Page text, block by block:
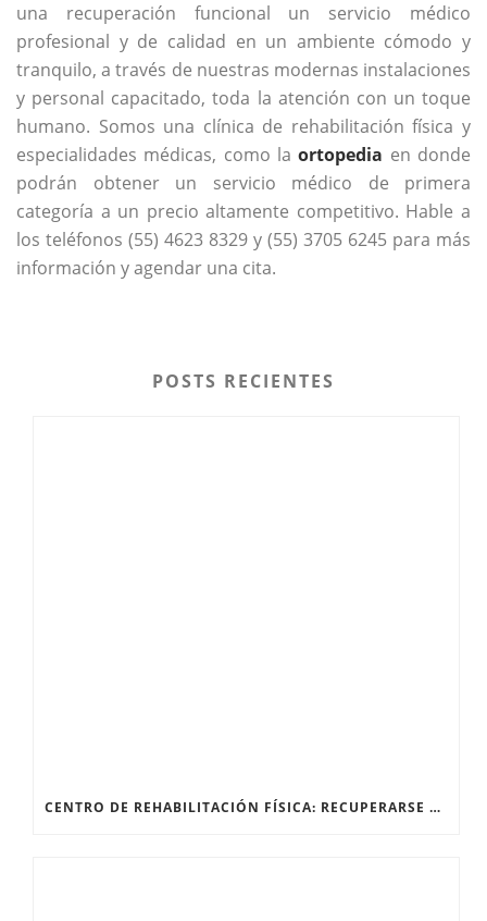
una recuperación funcional un servicio médico
profesional y de calidad en un ambiente cómodo y
tranquilo, a través de nuestras modernas instalaciones
y personal capacitado, toda la atención con un toque
humano. Somos una clínica de rehabilitación física y
especialidades médicas, como laortopedia en donde
podrán obtener un servicio médico de primera
categoría a un precio altamente competitivo. Hable a
los teléfonos (55) 4623 8329 y (55) 3705 6245 para más
información y agendar una cita.
POSTS RECIENTES
CENTRO DE REHABILITACIÓN FÍSICA: RECUPERARSE DESPUÉS DE UNA FRACTURA